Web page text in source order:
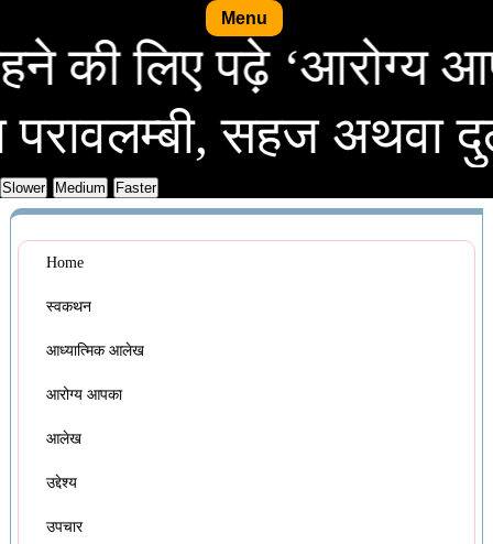
Menu
रहने की लिए पढ़े
सहज अथवा
Home
स्वकथन
आध्यात्मिक आलेख
आरोग्य आपका
आलेख
उद्देश्य
उपचार